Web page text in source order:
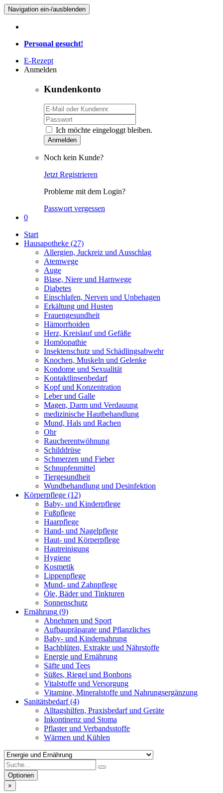
Navigation ein-/ausblenden
Personal gesucht!
E-Rezept
Anmelden
Kundenkonto
Ich möchte eingeloggt bleiben.
Anmelden
Noch kein Kunde?
Jetzt Registrieren
Probleme mit dem Login?
Passwort vergessen
0
Start
Hausapotheke (27)
Allergien, Juckreiz und Ausschlag
Atemwege
Auge
Blase, Niere und Harnwege
Diabetes
Einschlafen, Nerven und Unbehagen
Erkältung und Husten
Frauengesundheit
Hämorrhoiden
Herz, Kreislauf und Gefäße
Homöopathie
Insektenschutz und Schädlingsabwehr
Knochen, Muskeln und Gelenke
Kondome und Sexualität
Kontaktlinsenbedarf
Kopf und Konzentration
Leber und Galle
Magen, Darm und Verdauung
medizinische Hautbehandlung
Mund, Hals und Rachen
Ohr
Raucherentwöhnung
Schilddrüse
Schmerzen und Fieber
Schnupfenmittel
Tiergesundheit
Wundbehandlung und Desinfektion
Körperpflege (12)
Baby- und Kinderpflege
Fußpflege
Haarpflege
Hand- und Nagelpflege
Haut- und Körperpflege
Hautreinigung
Hygiene
Kosmetik
Lippenpflege
Mund- und Zahnpflege
Öle, Bäder und Tinkturen
Sonnenschutz
Ernährung (9)
Abnehmen und Sport
Aufbaupräparate und Pflanzliches
Baby- und Kindernahrung
Bachblüten, Extrakte und Nährstoffe
Energie und Ernährung
Säfte und Tees
Süßes, Riegel und Bonbons
Vitalstoffe und Versorgung
Vitamine, Mineralstoffe und Nahrungsergänzung
Sanitätsbedarf(4)
Alltagshilfen, Praxisbedarf und Geräte
Inkontinenz und Stoma
Pflaster und Verbandsstoffe
Wärmen und Kühlen
Optionen
×